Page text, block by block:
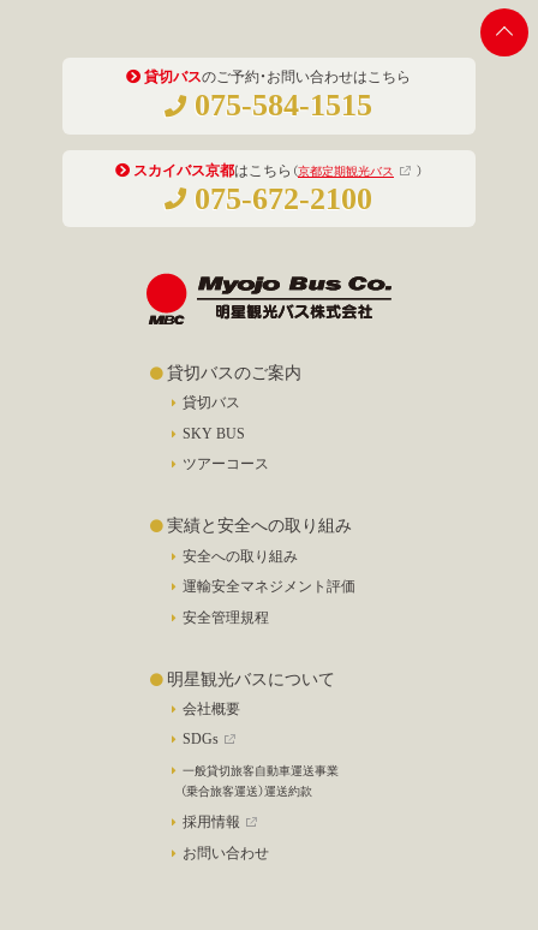
貸切バスのご予約・お問い合わせはこちら
075-584-1515
スカイバス京都はこちら （京都定期観光バス ）
075-672-2100
貸切バスのご案内
貸切バス
SKY BUS
ツアーコース
実績と安全への取り組み
安全への取り組み
運輸安全マネジメント評価
安全管理規程
明星観光バスについて
会社概要
SDGs
一般貸切旅客自動車運送事業
（乗合旅客運送）運送約款
採用情報
お問い合わせ